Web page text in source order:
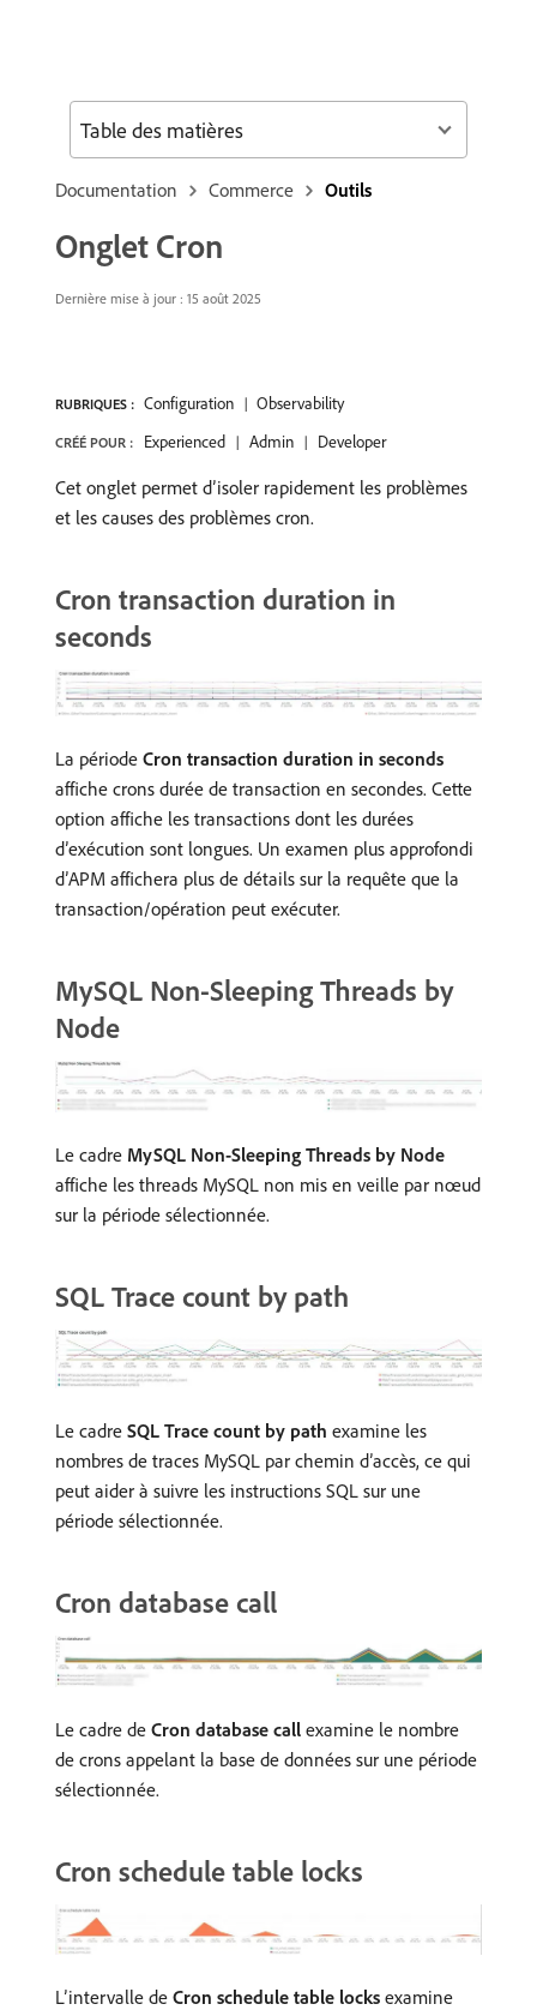
Documentation Commerce Outils
Onglet Cron
Dernière mise à jour : 15 août 2025
RUBRIQUES : Configuration Observability
CRÉÉ POUR : Experienced Admin Developer
Cet onglet permet d’isoler rapidement les problèmes
et les causes des problèmes cron.
Cron transaction duration in
seconds
La période Cron transaction duration in seconds
affiche crons durée de transaction en secondes. Cette
option affiche les transactions dont les durées
d’exécution sont longues. Un examen plus approfondi
d’APM affichera plus de détails sur la requête que la
transaction/opération peut exécuter.
MySQL Non-Sleeping Threads by
Node
Le cadre MySQL Non-Sleeping Threads by Node
affiche les threads MySQL non mis en veille par nœud
sur la période sélectionnée.
SQL Trace count by path
Le cadre SQL Trace count by path examine les
nombres de traces MySQL par chemin d’accès, ce qui
peut aider à suivre les instructions SQL sur une
période sélectionnée.
Cron database call
Le cadre de Cron database call examine le nombre
de crons appelant la base de données sur une période
sélectionnée.
Cron schedule table locks
L’intervalle de Cron schedule table locks examine
Table des matières